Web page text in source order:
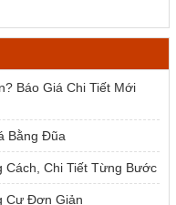
Báo Giá Chi Tiết Mới
Bằng Đũa
Chi Tiết Từng Bước
Cư Đơn Giản